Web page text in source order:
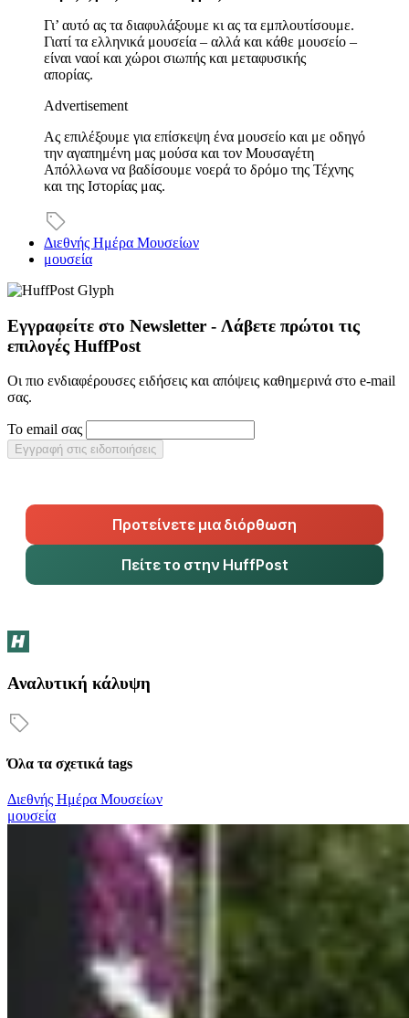
Γι’ αυτό ας τα διαφυλάξουμε κι ας τα εμπλουτίσουμε.
Γιατί τα ελληνικά μουσεία – αλλά και κάθε μουσείο –
είναι ναοί και χώροι σιωπής και μεταφυσικής
απορίας.
Advertisement
Ας επιλέξουμε για επίσκεψη ένα μουσείο και με οδηγό
την αγαπημένη μας μούσα και τον Μουσαγέτη
Απόλλωνα να βαδίσουμε νοερά το δρόμο της Τέχνης
και της Ιστορίας μας.
Διεθνής Ημέρα Μουσείων
μουσεία
Εγγραφείτε στο Newsletter - Λάβετε πρώτοι τις
επιλογές HuffPost
Οι πιο ενδιαφέρουσες ειδήσεις και απόψεις καθημερινά στο e-mail
σας.
Το email σας
Εγγραφή στις ειδοποιήσεις
Προτείνετε μια διόρθωση
Πείτε το στην HuffPost
Αναλυτική κάλυψη
Όλα τα σχετικά tags
Διεθνής Ημέρα Μουσείων
μουσεία